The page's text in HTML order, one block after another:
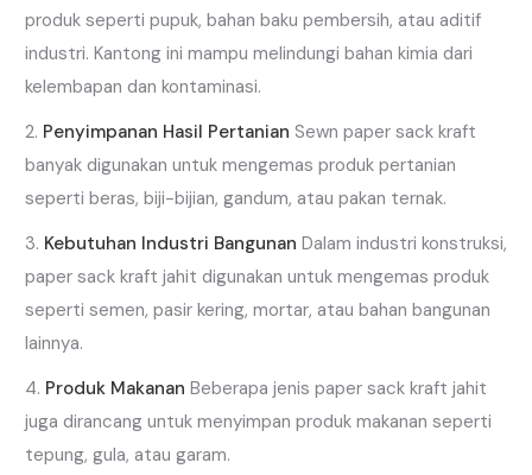
produk seperti pupuk, bahan baku pembersih, atau aditif
industri. Kantong ini mampu melindungi bahan kimia dari
kelembapan dan kontaminasi.
Penyimpanan Hasil Pertanian Sewn paper sack kraft
banyak digunakan untuk mengemas produk pertanian
seperti beras, biji-bijian, gandum, atau pakan ternak.
Kebutuhan Industri BangunanDalam industri konstruksi,
paper sack kraft jahit digunakan untuk mengemas produk
seperti semen, pasir kering, mortar, atau bahan bangunan
lainnya.
Produk Makanan Beberapa jenis paper sack kraft jahit
juga dirancang untuk menyimpan produk makanan seperti
tepung, gula, atau garam.